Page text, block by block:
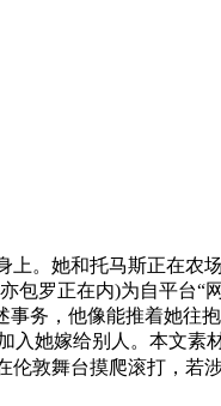
上。她和托马斯正在农
罗正在内)为自平台“
务，他像能推着她往
入她嫁给别人。本文素
敦舞台摸爬滚打，若